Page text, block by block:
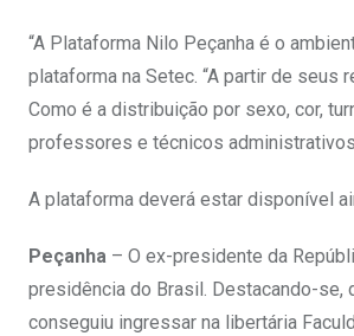
“A Plataforma Nilo Peçanha é o
plataforma na Setec. “A partir de
Como é a distribuição por sexo, cor,
professores e técnicos
A plataforma deverá estar disponível
Peçanha – O ex-presidente da
presidência do Brasil. Destacando-se,
conseguiu ingressar na libertária